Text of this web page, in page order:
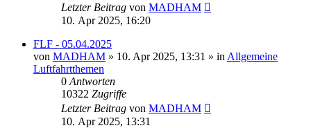
Letzter Beitrag von MADHAM
10. Apr 2025, 16:20
FLF - 05.04.2025
von MADHAM » 10. Apr 2025, 13:31 » in Allgemeine
Luftfahrtthemen
0 Antworten
10322 Zugriffe
Letzter Beitrag von MADHAM
10. Apr 2025, 13:31